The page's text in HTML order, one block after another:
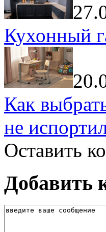
Кухонный
Как
не
Оставить
Добавить